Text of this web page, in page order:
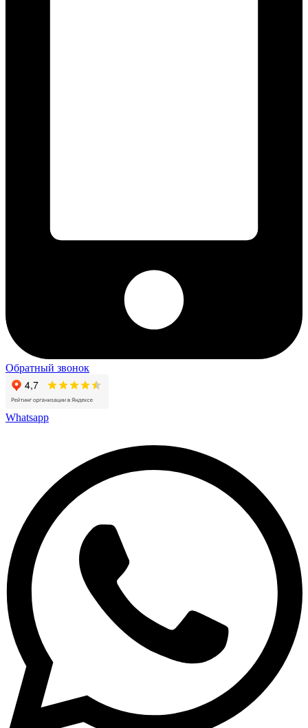
Обратный звонок
Whatsapp